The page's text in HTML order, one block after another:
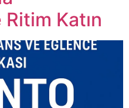
Katın